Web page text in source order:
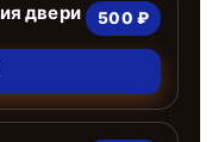
двери 500 ₽